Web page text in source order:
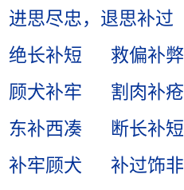
进思尽忠，退思补过
绝长补短
救偏补弊
顾犬补牢
割肉补疮
东补西凑
断长补短
补牢顾犬
补过饰非